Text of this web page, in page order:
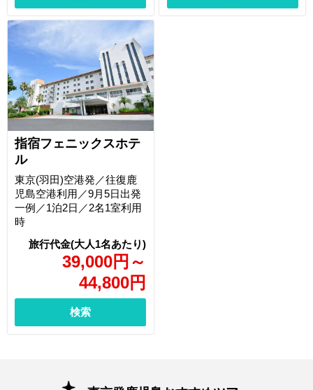
指宿フェニックスホテ
ル
39,000円 ～
44,800円
東京(羽田)空港発／往復鹿
児島空港利用／9月5日出発
一例／1泊2日／2名1室利用
時
検索